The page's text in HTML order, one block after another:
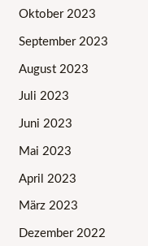
Oktober 2023
September 2023
August 2023
Juli 2023
Juni 2023
Mai 2023
April 2023
März 2023
Dezember 2022